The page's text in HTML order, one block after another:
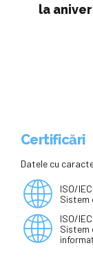
la
Certificări
Datele cu
ISO/
Sistem
ISO/
Sistem